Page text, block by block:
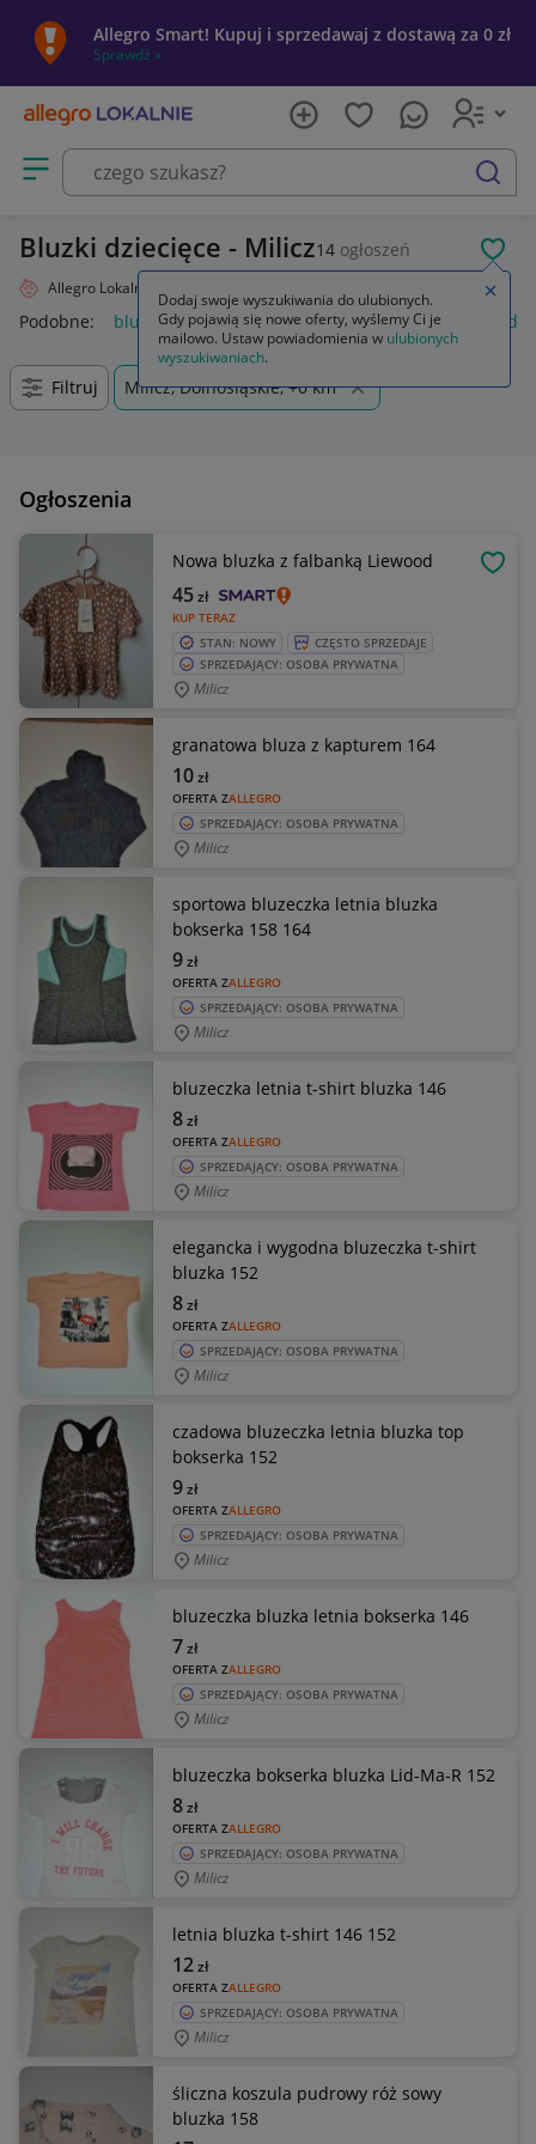
Allegro Smart! Kupuj i sprzedawaj z dostawą za 0 zł
Sprawdź »
Otwórz menu z kategoriami
szukaj
Bluzki dziecięce - Milicz14 ogłoszeń
Allegro Lokalnie
Podobne: bluzka bluzki damskie bluzki na ramiączkach
Filtruj Milicz, Dolnośląskie, +0 km
Ogłoszenia
Nowa bluzka z falbanką Liewood
KUP TERAZ
45zł
STAN: NOWY
CZĘSTO SPRZEDAJE
SPRZEDAJĄCY: OSOBA PRYWATNA
Milicz
granatowa bluza z kapturem 164
OFERTA ZALLEGRO
10zł
SPRZEDAJĄCY: OSOBA PRYWATNA
Milicz
sportowa bluzeczka letnia bluzka
bokserka 158 164
OFERTA ZALLEGRO
9zł
SPRZEDAJĄCY: OSOBA PRYWATNA
Milicz
bluzeczka letnia t-shirt bluzka 146
OFERTA ZALLEGRO
8zł
SPRZEDAJĄCY: OSOBA PRYWATNA
Milicz
elegancka i wygodna bluzeczka t-shirt
bluzka 152
OFERTA ZALLEGRO
8zł
SPRZEDAJĄCY: OSOBA PRYWATNA
Milicz
czadowa bluzeczka letnia bluzka top
bokserka 152
OFERTA ZALLEGRO
9zł
SPRZEDAJĄCY: OSOBA PRYWATNA
Milicz
bluzeczka bluzka letnia bokserka 146
OFERTA ZALLEGRO
7zł
SPRZEDAJĄCY: OSOBA PRYWATNA
Milicz
bluzeczka bokserka bluzka Lid-Ma-R 152
OFERTA ZALLEGRO
8zł
SPRZEDAJĄCY: OSOBA PRYWATNA
Milicz
letnia bluzka t-shirt 146 152
OFERTA ZALLEGRO
12zł
SPRZEDAJĄCY: OSOBA PRYWATNA
Milicz
śliczna koszula pudrowy róż sowy
bluzka 158
Dodaj swoje wyszukiwania do ulubionych.
Gdy pojawią się nowe oferty, wyślemy Ci je
mailowo. Ustaw powiadomienia w ulubionych
wyszukiwaniach.